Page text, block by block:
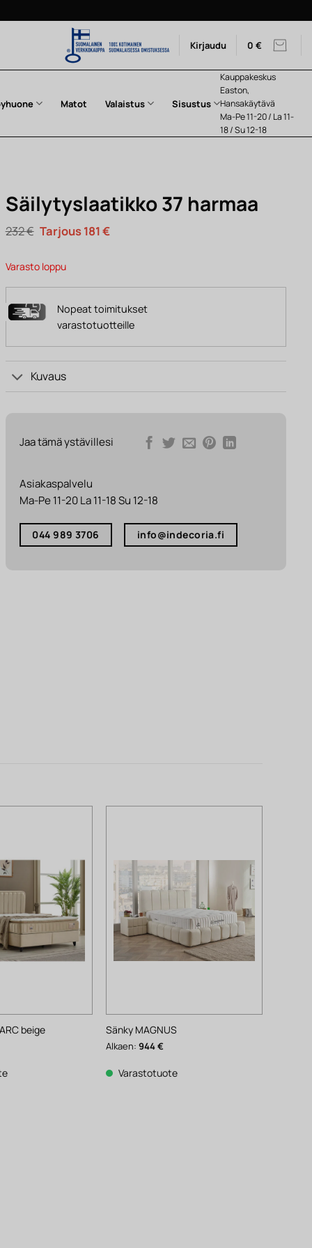
Kirjaudu 0 €
Matot Valaistus Sisustus
Kauppakeskus
Easton,
Hansakäytävä
Ma-Pe 11-20 / La 11-
18 / Su 12-18
Säilytyslaatikko 37 harmaa
232€ Alkuperäinen
hinta
232 €.
181€Nykyinen
Varasto loppu
Nopeat toimitukset
varastotuotteille
Kuvaus
Jaa tämä ystävillesi
Asiakaspalvelu
Ma-Pe 11-20 La 11-18 Su 12-18
044 989 3706 info@indecoria.fi
beige Sänky MAGNUS
Alkaen:944€
Varastotuote